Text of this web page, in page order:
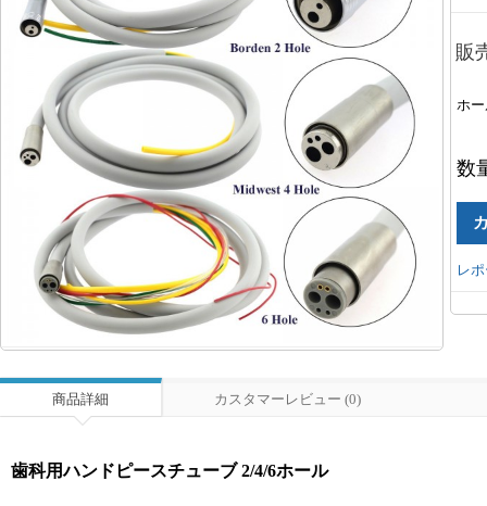
販
ホ
数
レ
商品詳細 カスタマーレビュー (0)
歯科用ハンドピースチューブ 2/4/6ホール